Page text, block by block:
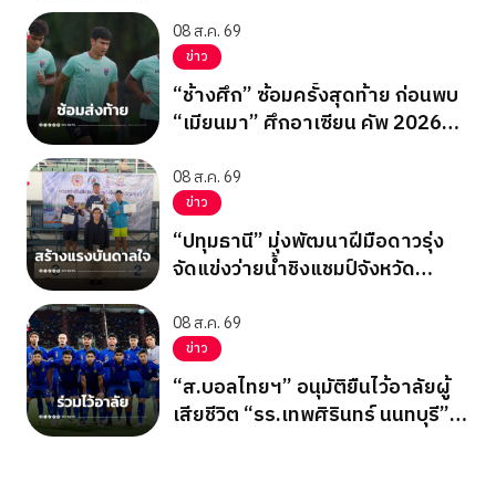
08 ส.ค. 69
ข่าว
“ช้างศึก” ซ้อมครั้งสุดท้าย ก่อนพบ
“เมียนมา” ศึกอาเซียน คัพ 2026
08 ส.ค. 69
ข่าว
“ปทุมธานี” มุ่งพัฒนาฝีมือดาวรุ่ง
จัดแข่งว่ายน้ำชิงแชมป์จังหวัด
08 ส.ค. 69
ข่าว
“ส.บอลไทยฯ” อนุมัติยืนไว้อาลัยผู้
เสียชีวิต “รร.เทพศิรินทร์ นนทบุรี”